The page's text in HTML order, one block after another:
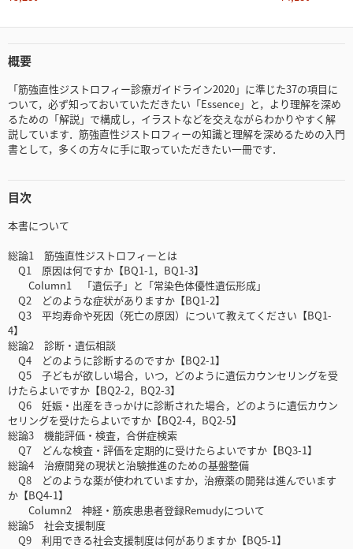
概要
「筋強直性ジストロフィー診療ガイドライン2020」に準じた37の項目に
ついて，必ず知っておいていただきたい「Essence」と，より理解を深め
るための「解説」で構成し，イラストなどを交えながらわかりやすく解
説しています．筋強直性ジストロフィーの知識と理解を深めるための入門
書として，多くの方々に手に取っていただきたい一冊です．
目次
本書について
総論1 筋強直性ジストロフィーとは
Q1 原因は何ですか【BQ1-1，BQ1-3】
Column1 「遺伝子」と「常染色体優性遺伝形成」
Q2 どのような症状がありますか【BQ1-2】
Q3 平均寿命や死因（死亡の原因）について教えてください【BQ1-
4】
総論2 診断・遺伝相談
Q4 どのように診断するのですか【BQ2-1】
Q5 子どもが欲しい場合，いつ，どのように遺伝カウンセリングを受
けたらよいですか【BQ2-2，BQ2-3】
Q6 妊娠・出産をきっかけに診断された場合，どのように遺伝カウン
セリングを受けたらよいですか【BQ2-4，BQ2-5】
総論3 機能評価・検査，合併症検索
Q7 どんな検査・評価を定期的に受けたらよいですか【BQ3-1】
総論4 治療開発の現状と治験推進のための基盤整備
Q8 どのような薬が使われていますか，治療薬の開発は進んでいます
か【BQ4-1】
Column2 神経・筋疾患患者登録Remudyについて
総論5 社会支援制度
Q9 利用できる社会支援制度は何がありますか【BQ5-1】